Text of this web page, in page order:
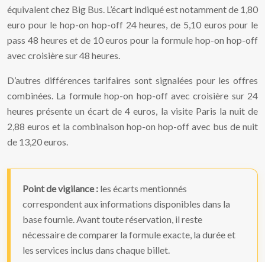
équivalent chez Big Bus. L’écart indiqué est notamment de 1,80
euro pour le hop-on hop-off 24 heures, de 5,10 euros pour le
pass 48 heures et de 10 euros pour la formule hop-on hop-off
avec croisière sur 48 heures.
D’autres différences tarifaires sont signalées pour les offres
combinées. La formule hop-on hop-off avec croisière sur 24
heures présente un écart de 4 euros, la visite Paris la nuit de
2,88 euros et la combinaison hop-on hop-off avec bus de nuit
de 13,20 euros.
Point de vigilance : les écarts mentionnés
correspondent aux informations disponibles dans la
base fournie. Avant toute réservation, il reste
nécessaire de comparer la formule exacte, la durée et
les services inclus dans chaque billet.